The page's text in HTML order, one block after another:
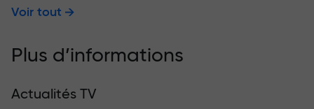
Voir tout
Plus d’informations
Actualités TV